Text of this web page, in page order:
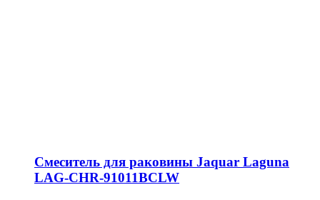
Смеситель для раковины Jaquar Laguna
LAG-CHR-91011BCLW